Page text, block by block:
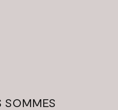
SOMMES